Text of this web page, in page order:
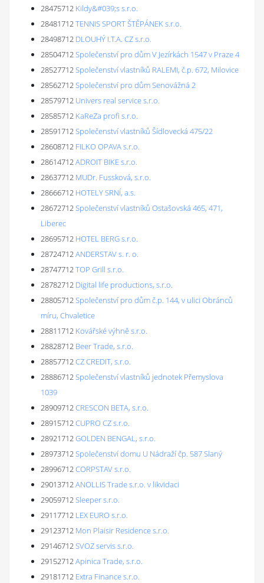
28475712 Kildy&#039;s s.r.o.
28481712TENNIS SPORT ŠTĚPÁNEK s.r.o.
28498712 DLOUHÝ I.T.A. CZ s.r.o.
28504712Společenství pro dům V Jezírkách 1547 v Praze 4
28527712Společenství vlastníků RALEMI, č.p. 672, Milovice
28562712Společenství pro dům Senovážná 2
28579712 Univers real service s.r.o.
28585712 KaReZa profi s.r.o.
28591712Společenství vlastníků Šídlovecká 475/22
28608712 FILKO OPAVA s.r.o.
28614712ADROIT BIKE s.r.o.
28637712 MUDr. Fussková, s.r.o.
28666712 HOTELY SRNÍ, a.s.
28672712Společenství vlastníků Ostašovská 465, 471,
Liberec
28695712 HOTEL BERG s.r.o.
28724712ANDERSTAV s. r. o.
28747712TOP Grill s.r.o.
28782712 Digital life productions, s.r.o.
28805712Společenství pro dům č.p. 144, v ulici Obránců
míru, Chvaletice
28811712 Kovářské výhně s.r.o.
28828712 Beer Trade, s.r.o.
28857712CZ CREDIT, s.r.o.
28886712Společenství vlastníků jednotek Přemyslova
1039
28909712CRESCON BETA, s.r.o.
28915712CUPRO CZ s.r.o.
28921712GOLDEN BENGAL, s.r.o.
28973712Společenství domu U Nádraží čp. 587 Slaný
28996712CORPSTAV s.r.o.
29013712ANOLLIS Trade s.r.o. v likvidaci
29059712Sleeper s.r.o.
29117712 LEX EURO s.r.o.
29123712 Mon Plaisir Residence s.r.o.
29146712SVOZ servis s.r.o.
29152712Apinica Trade, s.r.o.
29181712 Extra Finance s.r.o.